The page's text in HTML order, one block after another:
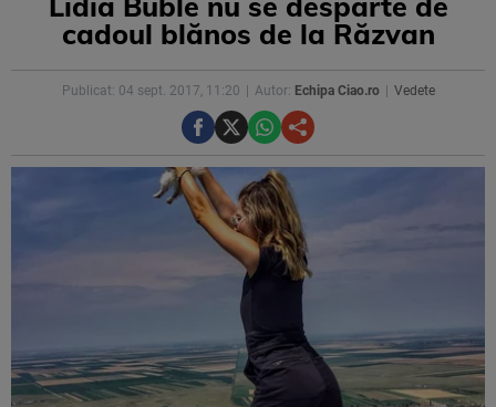
cadoul blănos de la Răzvan
Publicat: 04 sept. 2017, 11:20 Autor: Echipa Ciao.ro Vedete